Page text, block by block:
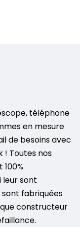
téléphone
en mesure
de besoins avec
! Toutes nos
leur sont
sont fabriquées
constructeur